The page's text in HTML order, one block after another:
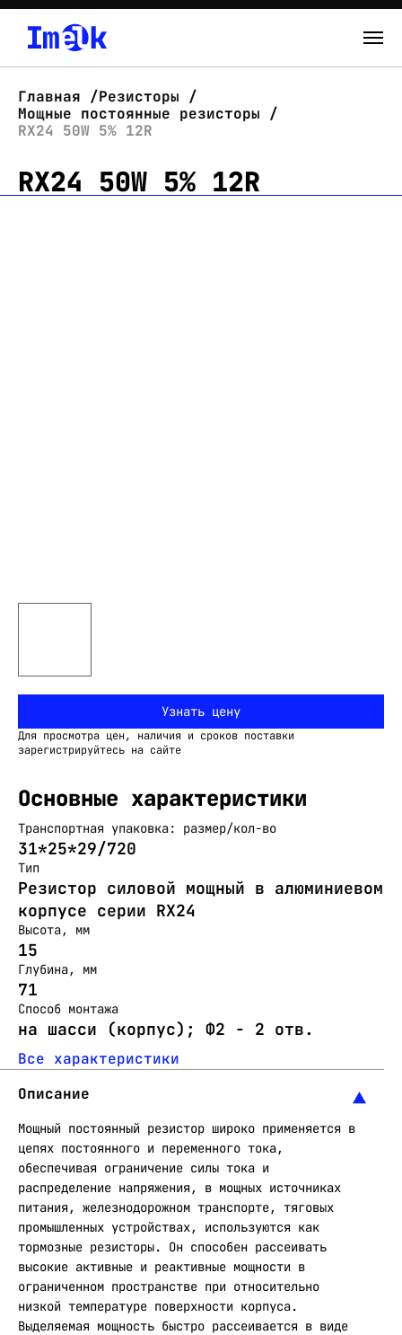
О нас
Новости
Главная
Резисторы
Мощные постоянные резисторы
RX24 50W 5% 12R
RX24 50W 5% 12R
Узнать цену
Для просмотра цен, наличия и сроков поставки
зарегистрируйтесь на сайте
Основные характеристики
Транспортная упаковка: размер/кол-во
31*25*29/720
Тип
Резистор силовой мощный в алюминиевом
корпусе серии RX24
Высота, мм
15
Глубина, мм
71
Способ монтажа
на шасси (корпус); Ф2 - 2 отв.
Все характеристики
Описание
Мощный постоянный резистор широко применяется в
цепях постоянного и переменного тока,
обеспечивая ограничение силы тока и
распределение напряжения, в мощных источниках
питания, железнодорожном транспорте, тяговых
промышленных устройствах, используются как
тормозные резисторы. Он способен рассеивать
высокие активные и реактивные мощности в
ограниченном пространстве при относительно
низкой температуре поверхности корпуса.
Выделяемая мощность быстро рассеивается в виде